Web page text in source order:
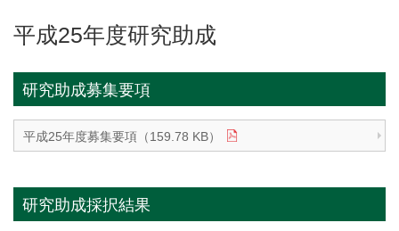
平成25年度研究助成
研究助成募集要項
平成25年度募集要項（159.78 KB）
研究助成採択結果